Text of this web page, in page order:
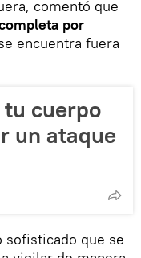
comentó que
por
encuentra fuera
tu cuerpo
un ataque
sofisticado que se